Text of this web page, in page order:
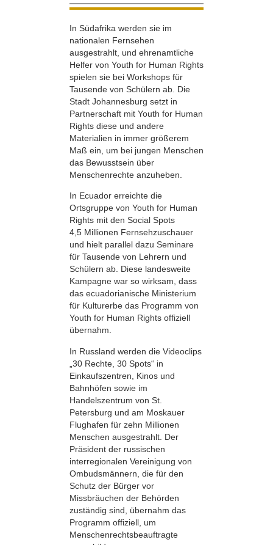
In Südafrika werden sie im
nationalen Fernsehen
ausgestrahlt, und ehrenamtliche
Helfer von Youth for Human Rights
spielen sie bei Workshops für
Tausende von Schülern ab. Die
Stadt Johannesburg setzt in
Partnerschaft mit Youth for Human
Rights diese und andere
Materialien in immer größerem
Maß ein, um bei jungen Menschen
das Bewusstsein über
Menschenrechte anzuheben.
In Ecuador erreichte die
Ortsgruppe von Youth for Human
Rights mit den Social Spots
4,5 Millionen Fernsehzuschauer
und hielt parallel dazu Seminare
für Tausende von Lehrern und
Schülern ab. Diese landesweite
Kampagne war so wirksam, dass
das ecuadorianische Ministerium
für Kulturerbe das Programm von
Youth for Human Rights offiziell
übernahm.
In Russland werden die Videoclips
„30 Rechte, 30 Spots“ in
Einkaufszentren, Kinos und
Bahnhöfen sowie im
Handelszentrum von St.
Petersburg und am Moskauer
Flughafen für zehn Millionen
Menschen ausgestrahlt. Der
Präsident der russischen
interregionalen Vereinigung von
Ombudsmännern, die für den
Schutz der Bürger vor
Missbräuchen der Behörden
zuständig sind, übernahm das
Programm offiziell, um
Menschenrechtsbeauftragte